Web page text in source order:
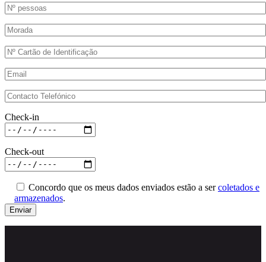
Check-in
Check-out
Concordo que os meus dados enviados estão a sercoletados e
armazenados.